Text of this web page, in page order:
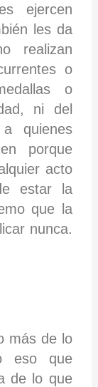
ejercen
les da
realizan
o
o
ni del
quienes
porque
acto
estar la
que la
nunca.
más de lo
eso que
de lo que